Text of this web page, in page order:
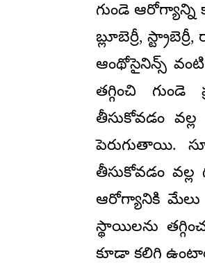
గుండె
బ్లూబెర్రీ,
ఆంథోసైనిన్స్
త‌గ్గించి
తీసుకోవ‌డం
పెరుగుతాయి.
తీసుకోవ‌డం వ‌ల్ల
ఆరోగ్యానికి మేలు
స్థాయిల‌ను
కూడా క‌లిగి